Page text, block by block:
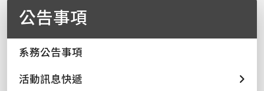
公告事項
系務公告事項
活動訊息快遞